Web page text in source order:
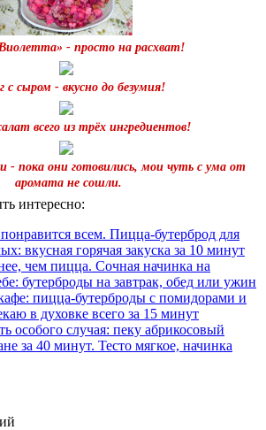
- просто на расхват!
с сыром - вкусно до безумия!
всего из трёх ингредиентов!
- пока они готовились, мои чуть с ума от
аромата не сошли.
интересно:
всем. Пицца-бутерброд для
вкусная горячая закуска за 10 минут
чем пицца. Сочная начинка на
бутерброды на завтрак, обед или ужин
пицца-бутерброды с помидорами и
в духовке всего за 15 минут
особого случая: пеку абрикосовый
за 40 минут. Тесто мягкое, начинка